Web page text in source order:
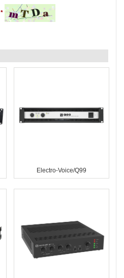
*
Electro-Voice/Q99